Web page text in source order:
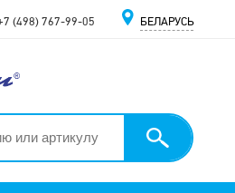
(498) 767-99-05 БЕЛАРУСЬ